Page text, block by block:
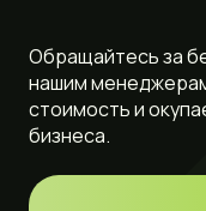
Обращайтесь за
нашим
стоимость и
бизнеса.